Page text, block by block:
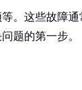
。这些故障通
题的第一步。